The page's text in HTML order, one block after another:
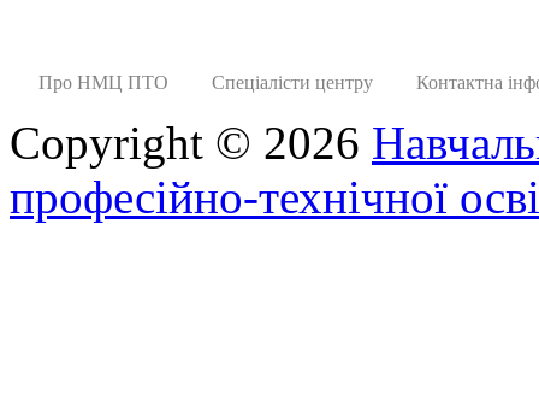
Про НМЦ ПТО Спеціалісти центру Контактна
Copyright © 2026
професійно-технічної